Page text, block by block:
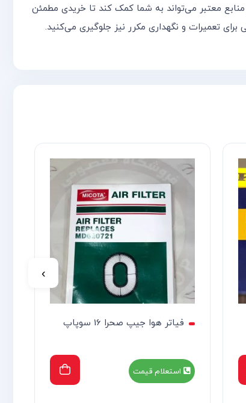
معتبر می‌تواند به شما کمک کند تا خریدی مطمئن
تعمیرات و نگهداری مکرر نیز جلوگیری می‌کنید.
فیاتر هوا جیپ صحرا 16 سوپاپ
استعلام قیمت
›